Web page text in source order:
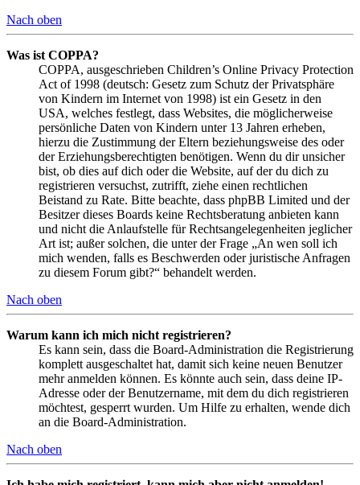
Nach oben
Was ist COPPA?
COPPA, ausgeschrieben Children’s Online Privacy Protection
Act of 1998 (deutsch: Gesetz zum Schutz der Privatsphäre
von Kindern im Internet von 1998) ist ein Gesetz in den
USA, welches festlegt, dass Websites, die möglicherweise
persönliche Daten von Kindern unter 13 Jahren erheben,
hierzu die Zustimmung der Eltern beziehungsweise des oder
der Erziehungsberechtigten benötigen. Wenn du dir unsicher
bist, ob dies auf dich oder die Website, auf der du dich zu
registrieren versuchst, zutrifft, ziehe einen rechtlichen
Beistand zu Rate. Bitte beachte, dass phpBB Limited und der
Besitzer dieses Boards keine Rechtsberatung anbieten kann
und nicht die Anlaufstelle für Rechtsangelegenheiten jeglicher
Art ist; außer solchen, die unter der Frage „An wen soll ich
mich wenden, falls es Beschwerden oder juristische Anfragen
zu diesem Forum gibt?“ behandelt werden.
Nach oben
Warum kann ich mich nicht registrieren?
Es kann sein, dass die Board-Administration die Registrierung
komplett ausgeschaltet hat, damit sich keine neuen Benutzer
mehr anmelden können. Es könnte auch sein, dass deine IP-
Adresse oder der Benutzername, mit dem du dich registrieren
möchtest, gesperrt wurden. Um Hilfe zu erhalten, wende dich
an die Board-Administration.
Nach oben